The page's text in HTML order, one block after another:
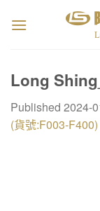
Long
Published 2024-
(貨號:F003-F400)